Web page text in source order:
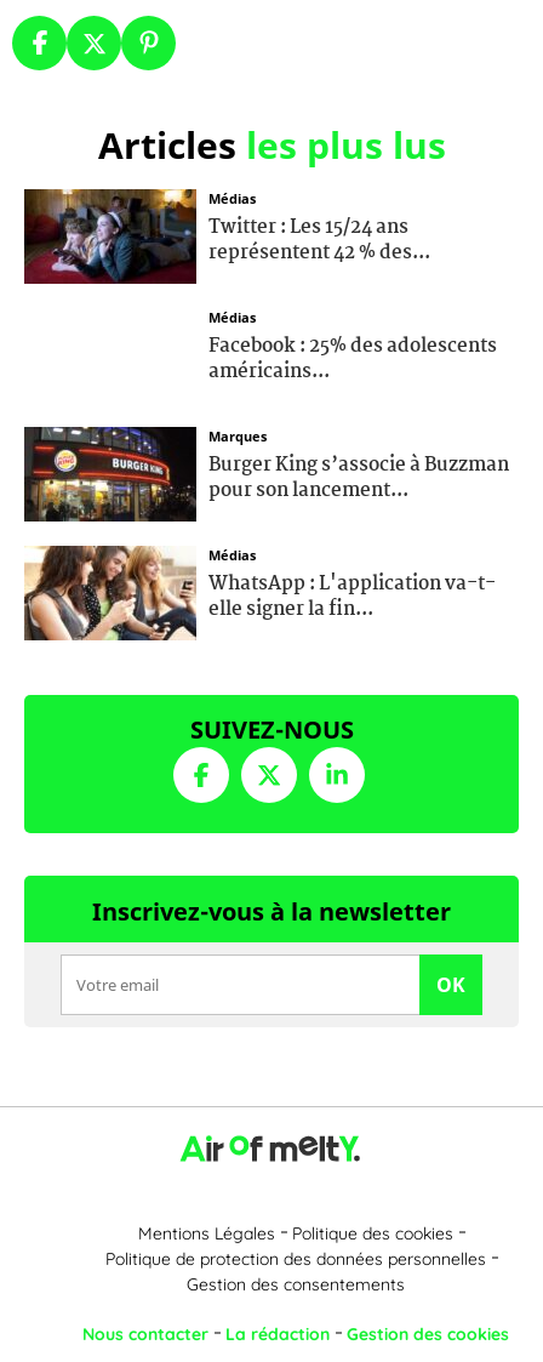
Articles les plus lus
Médias
Twitter : Les 15/24 ans
représentent 42 % des...
Médias
Facebook : 25% des adolescents
américains...
Marques
Burger King s’associe à Buzzman
pour son lancement...
Médias
WhatsApp : L'application va-t-
elle signer la fin...
SUIVEZ-NOUS
Inscrivez-vous à la newsletter
OK
Mentions Légales
Politique des cookies
Politique de protection des données personnelles
Gestion des consentements
Nous contacter La rédaction Gestion des cookies